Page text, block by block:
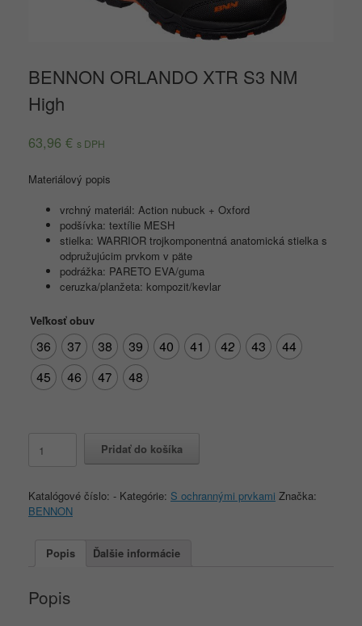
BENNON ORLANDO XTR S3 NM
High
63,96 € s DPH
Materiálový popis
vrchný materiál: Action nubuck + Oxford
podšívka: textílie MESH
stielka: WARRIOR trojkomponentná anatomická stielka s
odpružujúcim prvkom v päte
podrážka: PARETO EVA/guma
ceruzka/planžeta: kompozit/kevlar
Veľkosť obuv
36 37 38 39 40 41 42 43
44
45
46 47 48
BENNON
S3
NM
Pridať do košíka
Katalógové číslo: - Kategórie: S ochrannými prvkami Značka:
BENNON
Popis Ďalšie informácie
Popis